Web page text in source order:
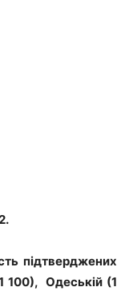
підтверджених
100), Одеській (1